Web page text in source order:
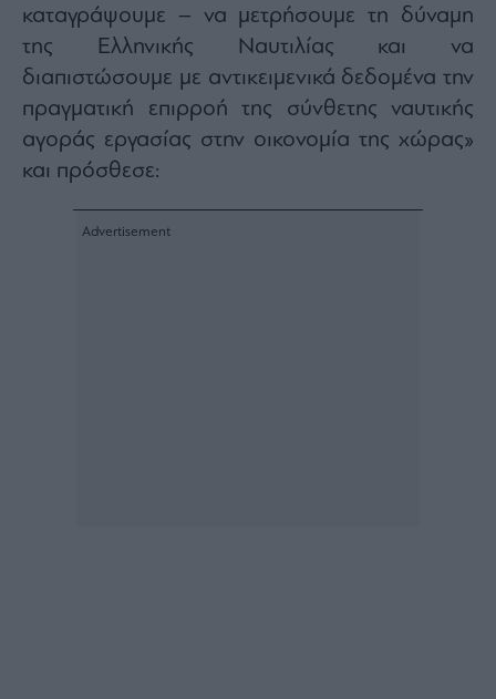
Μετοχές
Αγορές
Trader's
Hold-
Sell
καταγράψουμε – να μετρήσουμε τη δύναμη
της Ελληνικής Ναυτιλίας και να
διαπιστώσουμε με αντικειμενικά δεδομένα την
πραγματική επιρροή της σύνθετης ναυτικής
αγοράς εργασίας στην οικονομία της χώρας»
και πρόσθεσε: